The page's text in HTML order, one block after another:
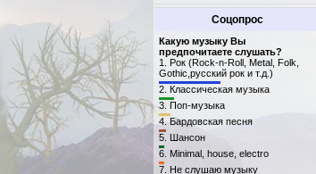
Соцопрос
Какую музыку Вы
предпочитаете слушать?
1. Рок (Rock-n-Roll, Metal, Folk,
Gothic,русский рок и т.д.)
2. Классическая музыка
3. Поп-музыка
4. Бардовская песня
5. Шансон
6. Minimal, house, electro
7. Не слушаю музыку